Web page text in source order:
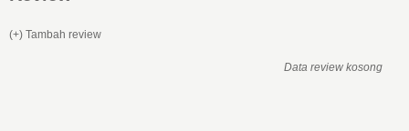
(+) Tambah review
Data review kosong